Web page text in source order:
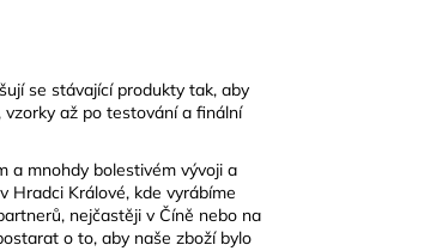
se stávající produkty tak, aby
až po testování a finální
a mnohdy bolestivém vývoji a
Hradci Králové, kde vyrábíme
nejčastěji v Číně nebo na
o to, aby naše zboží bylo